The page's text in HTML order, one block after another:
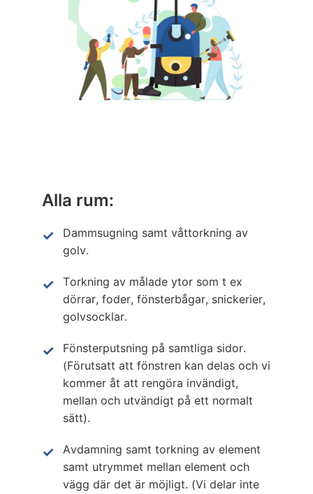
Alla rum:
Dammsugning samt våttorkning av
golv.
Torkning av målade ytor som t ex
dörrar, foder, fönsterbågar, snickerier,
golvsocklar.
Fönsterputsning på samtliga sidor.
(Förutsatt att fönstren kan delas och vi
kommer åt att rengöra invändigt,
mellan och utvändigt på ett normalt
sätt).
Avdamning samt torkning av element
samt utrymmet mellan element och
vägg där det är möjligt. (Vi delar inte